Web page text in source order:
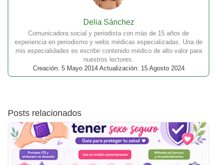
Delia Sánchez
Comunicadora social y periodista con más de 15 años de
experiencia en periodismo y webs médicas especializadas. Una de
mis especialidades es escribir contenido médico de alto valor para
nuestros lectores.
Creación: 5 Mayo 2014 Actualización: 15 Agosto 2024
Posts relacionados